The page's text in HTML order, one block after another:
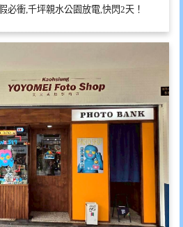
必衝,千坪親水公園放電,快閃2天！